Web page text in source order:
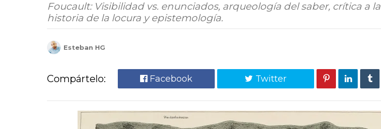
Foucault: Visibilidad vs. enunciados, arqueología del saber, crítica a la
historia de la locura y epistemología.
Esteban HG
Compártelo: Facebook Twitter